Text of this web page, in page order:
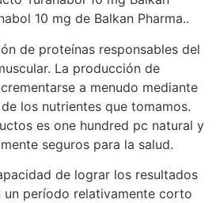
10 mg de Balkan Pharma..
de proteínas responsables del
La producción de
a menudo mediante
los nutrientes que tomamos.
es one hundred pc natural y
seguros para la salud.
de lograr los resultados
un período relativamente corto